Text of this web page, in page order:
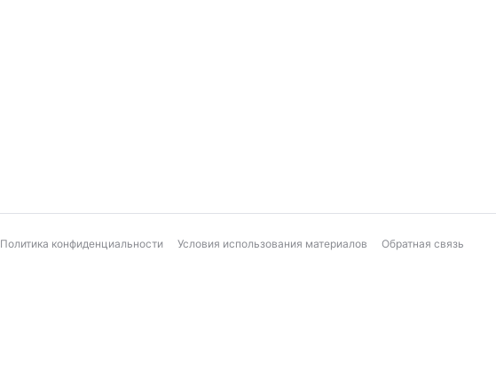
Политика конфиденциальности Условия использования материалов Обратная связь